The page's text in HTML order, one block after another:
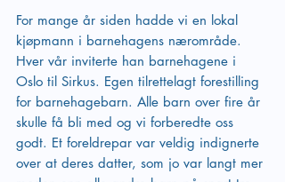
For mange år siden hadde vi en lokal
kjøpmann i barnehagens nærområde.
Hver vår inviterte han barnehagene i
Oslo til Sirkus. Egen tilrettelagt forestilling
for barnehagebarn. Alle barn over fire år
skulle få bli med og vi forberedte oss
godt. Et foreldrepar var veldig indignerte
over at deres datter, som jo var langt mer